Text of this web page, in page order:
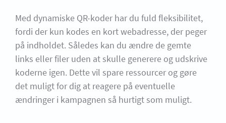
Med dynamiske QR-koder har du fuld fleksibilitet,
fordi der kun kodes en kort webadresse, der peger
på indholdet. Således kan du ændre de gemte
links eller filer uden at skulle generere og udskrive
koderne igen. Dette vil spare ressourcer og gøre
det muligt for dig at reagere på eventuelle
ændringer i kampagnen så hurtigt som muligt.